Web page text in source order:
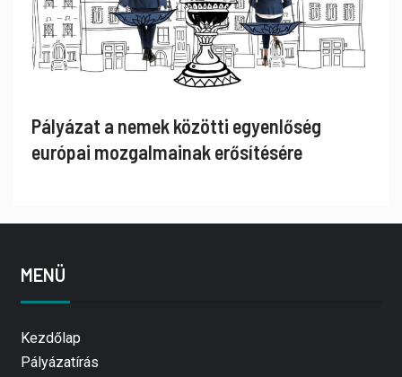
Pályázat a nemek közötti egyenlőség
európai mozgalmainak erősítésére
MENÜ
Kezdőlap
Pályázatírás